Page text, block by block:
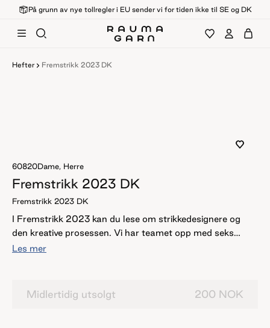
På grunn av nye tollregler i EU sender vi for tiden ikke til SE og DK
Hefter Fremstrikk 2023 DK
60820Dame, Herre
Fremstrikk 2023 DK
Fremstrikk 2023 DK
I Fremstrikk 2023 kan du lese om strikkedesignere og
den kreative prosessen. Vi har teamet opp med seks
dyktige og inspirerende designere, som alle har laget en
Designerne vi blir bedre kjent med i årets magasin, er
Karoline Skovgaard Bentsen bak Aegyoknit, Enya
Les mer
Midlertidig utsolgt 200 NOK